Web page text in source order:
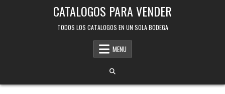
CATALOGOS PARA VENDER
TODOS LOS CATALOGOS EN UN SOLA BODEGA
MENU